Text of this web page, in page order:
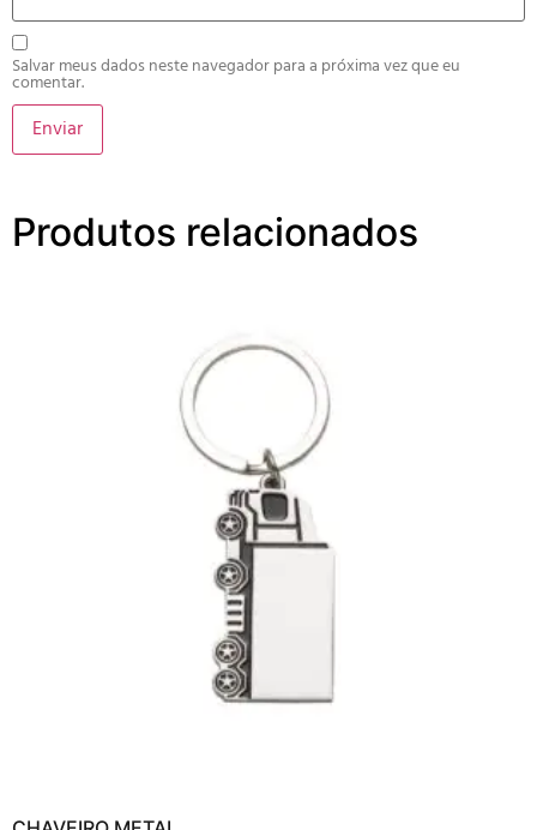
Salvar meus dados neste navegador para a próxima vez que eu
comentar.
Produtos relacionados